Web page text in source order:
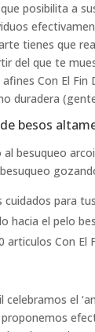
posibilita a
tienes que
del que te
Con El
duradera
besos
besuqueo
cuidados para
hacia el pelo
articulos Con El
celebramos el
proponemos